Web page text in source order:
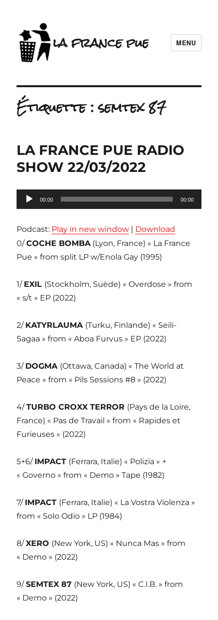
la france pue MENU
Étiquette :semtex 87
LA FRANCE PUE RADIO
SHOW 22/03/2022
Lecteur
audio
00:00 00:00
Podcast: Play in new window | Download
0/COCHE BOMBA(Lyon, France) « La France
Pue » from split LP w/Enola Gay (1995)
1/ EXIL (Stockholm, Suède) « Overdose » from
« s/t » EP (2022)
2/ KATYRLAUMA (Turku, Finlande) « Seili-
Sagaa » from « Aboa Furvus » EP (2022)
3/ DOGMA (Ottawa, Canada) « The World at
Peace » from « Pils Sessions #8 » (2022)
4/TURBO CROXX TERROR (Pays de la Loire,
France) « Pas de Travail » from « Rapides et
Furieuses » (2022)
5+6/ IMPACT (Ferrara, Italie) « Polizia » +
« Governo » from « Demo » Tape (1982)
7/ IMPACT (Ferrara, Italie) « La Vostra Violenza »
from « Solo Odio » LP (1984)
8/XERO (New York, US) « Nunca Mas » from
« Demo » (2022)
9/SEMTEX 87 (New York, US) « C.I.B. » from
« Demo » (2022)